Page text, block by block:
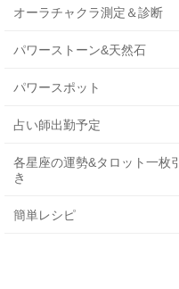
オーラチャクラ測定＆診断
パワーストーン&天然石
パワースポット
占い師出勤予定
各星座の運勢&タロット一枚引
き
簡単レシピ